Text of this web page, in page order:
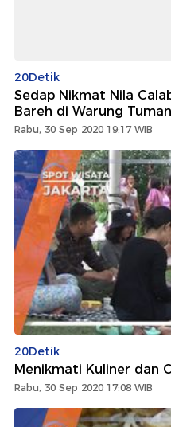
20Detik
Sedap Nikmat Nila
Bareh di Warung Tuman
Rabu, 30 Sep 2020 19:17 WIB
20Detik
Menikmati Kuliner dan
Rabu, 30 Sep 2020 17:08 WIB